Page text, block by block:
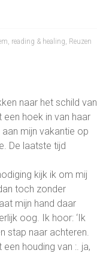
, reading & healing, Reuzen
naar het schild van
hoek in van haar
mijn vakantie op
De laatste tijd
kijk ik om mij
toch zonder
mijn hand daar
oog. Ik hoor: ‘Ik
stap naar achteren.
houding van :. ja,